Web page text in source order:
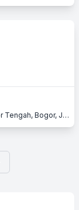
Botani Square, Lantai 2, Jl. Raya Pajajaran, Bogor Tengah, Bogor, Jawa Barat